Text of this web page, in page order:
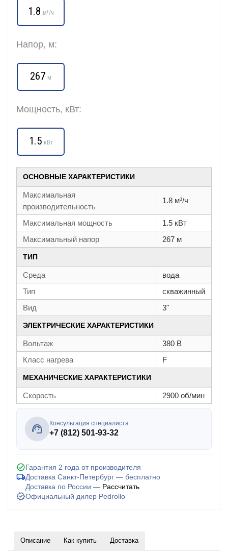
1.8 м³/ч
Напор, м:
267 м
Мощность, кВт:
1.5 кВт
ОСНОВНЫЕ ХАРАКТЕРИСТИКИ
Максимальная
производительность
1.8 м³/ч
Максимальная мощность
1.5 кВт
Максимальный напор
267 м
ТИП
Среда
вода
Тип
скважинный
Вид
3"
ЭЛЕКТРИЧЕСКИЕ ХАРАКТЕРИСТИКИ
Вольтаж
380 В
Класс нагрева
F
МЕХАНИЧЕСКИЕ ХАРАКТЕРИСТИКИ
Скорость 2900 об/мин
Консультация специалиста
+7 (812) 501-93-32
Гарантия 2 года от производителя
Доставка Санкт-Петербург — бесплатно
Доставка по России — Рассчитать
Официальный дилер Pedrollo
Описание Как купить Доставка